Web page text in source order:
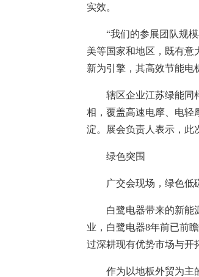
实效。
“我们的参展团队规
美等国家和地区，既有意
新为引擎，其高效节能电
辖区企业江苏绿能同
相，覆盖高速电摩、电轻
淀。展会负责人表示，此
绿色突围
广交会现场，绿色低
白鹭电器带来的新能
业，白鹭电器8年前已前
过深耕现有优势市场与开
作为以地板外贸为主